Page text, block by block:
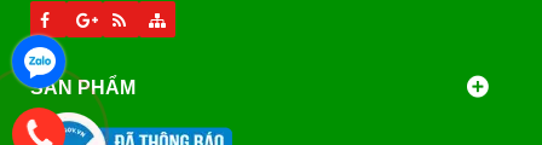
SẢN PHẨM